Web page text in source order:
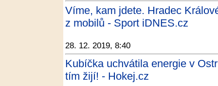
Víme, kam jdete. Hradec
z mobilů - Sport iDNES.cz
28. 12. 2019, 8:40
Kubíčka uchvátila energie v
tím žijí! - Hokej.cz